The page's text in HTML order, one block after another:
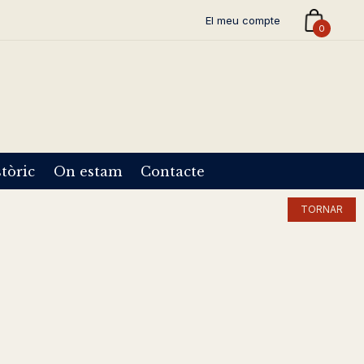
El meu compte
0
On estam Contacte
TORNAR